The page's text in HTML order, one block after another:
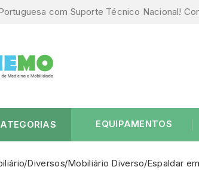
com Suporte Técnico Nacional!
EQUIPAMENTOS
Diversos Mobiliário Diverso Espaldar